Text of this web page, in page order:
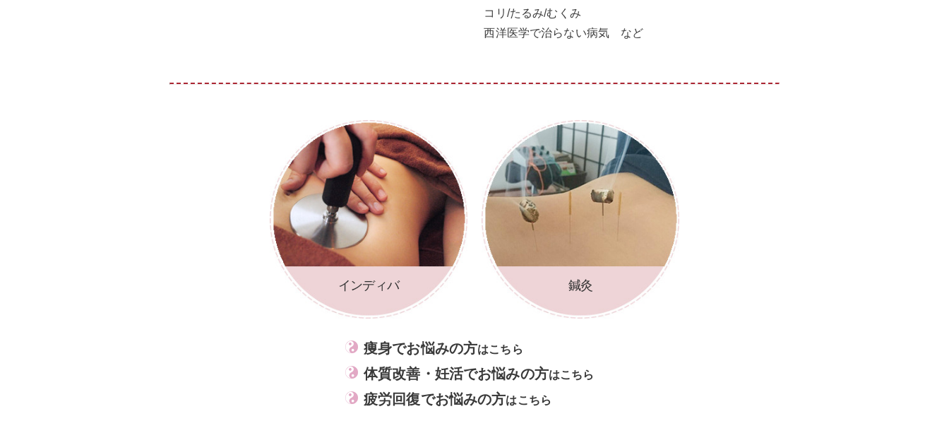
コリ/たるみ/むくみ
西洋医学で治らない病気 など
インディバ 鍼灸
痩身でお悩みの方はこちら
体質改善・妊活でお悩みの方はこちら
疲労回復でお悩みの方はこちら